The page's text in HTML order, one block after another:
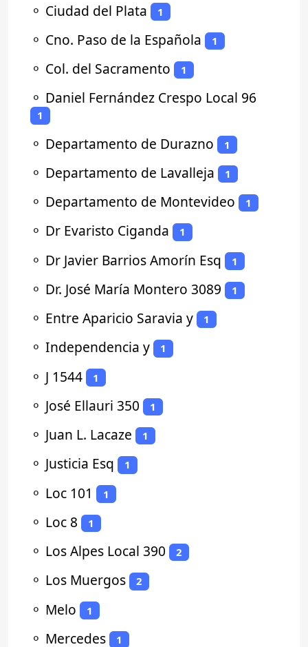
⚬ Ciudad del Plata 1
⚬ Cno. Paso de la Española 1
⚬ Col. del Sacramento 1
⚬ Daniel Fernández Crespo Local 96
1
⚬ Departamento de Durazno 1
⚬ Departamento de Lavalleja 1
⚬ Departamento de Montevideo 1
⚬ Dr Evaristo Ciganda 1
⚬ Dr Javier Barrios Amorín Esq 1
⚬ Dr. José María Montero 3089 1
⚬ Entre Aparicio Saravia y 1
⚬ Independencia y 1
⚬ J 1544 1
⚬ José Ellauri 350 1
⚬ Juan L. Lacaze 1
⚬ Justicia Esq 1
⚬ Loc 101 1
⚬ Loc 8 1
⚬ Los Alpes Local 390 2
⚬ Los Muergos 2
⚬ Melo 1
⚬ Mercedes 1